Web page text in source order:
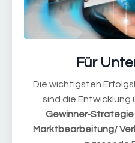
Für
Die wichtigsten
sind die Entwicklung
Gewinner-Strategie
Marktbearbeitung/